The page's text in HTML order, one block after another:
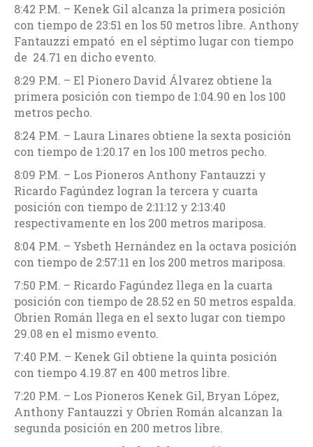
8:42 P.M. – Kenek Gil alcanza la primera posición
con tiempo de 23:51 en los 50 metros libre. Anthony
Fantauzzi empató en el séptimo lugar con tiempo
de 24.71 en dicho evento.
8:29 P.M. – El Pionero David Álvarez obtiene la
primera posición con tiempo de 1:04.90 en los 100
metros pecho.
8:24 P.M. – Laura Linares obtiene la sexta posición
con tiempo de 1:20.17 en los 100 metros pecho.
8:09 P.M. – Los Pioneros Anthony Fantauzzi y
Ricardo Fagúndez logran la tercera y cuarta
posición con tiempo de 2:11:12 y 2:13:40
respectivamente en los 200 metros mariposa.
8:04 P.M. – Ysbeth Hernández en la octava posición
con tiempo de 2:57:11 en los 200 metros mariposa.
7:50 P.M. – Ricardo Fagúndez llega en la cuarta
posición con tiempo de 28.52 en 50 metros espalda.
Obrien Román llega en el sexto lugar con tiempo
29.08 en el mismo evento.
7:40 P.M. – Kenek Gil obtiene la quinta posición
con tiempo 4.19.87 en 400 metros libre.
7:20 P.M. – Los Pioneros Kenek Gil, Bryan López,
Anthony Fantauzzi y Obrien Román alcanzan la
segunda posición en 200 metros libre.